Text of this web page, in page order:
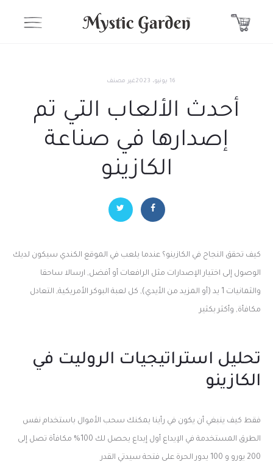
16 يونيو، 2023 غير مصنف
أحدث الألعاب التي تم
إصدارها في صناعة
الكازينو
كيف تحقق النجاح في الكازينو؟ عندما يلعب في الموقع الكندي سيكون لديك
الوصول إلى اختيار الإصدارات مثل الرافعات أو أفضل, ارسالا ساحقا
والثمانيات 1 يد (أو المزيد من الأيدي), كل لعبة البوكر الأمريكية, التعادل
مكافأة, وأكثر بكثير
تحليل استراتيجيات الروليت في
الكازينو
فقط كيف ينبغي أن يكون في رأينا يمكنك سحب الأموال باستخدام نفس
الطرق المستخدمة في الإيداع أول إيداع يحصل لك 100% مكافأة تصل إلى
200 يورو و 100 يدور الحرة على فتحة سيدتي القدر